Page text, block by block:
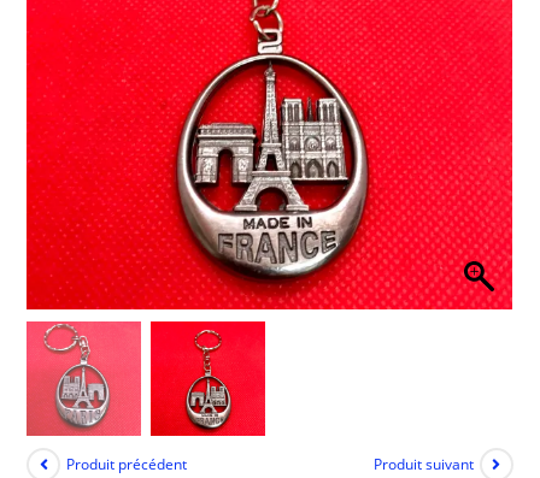
Produit précédent Produit suivant